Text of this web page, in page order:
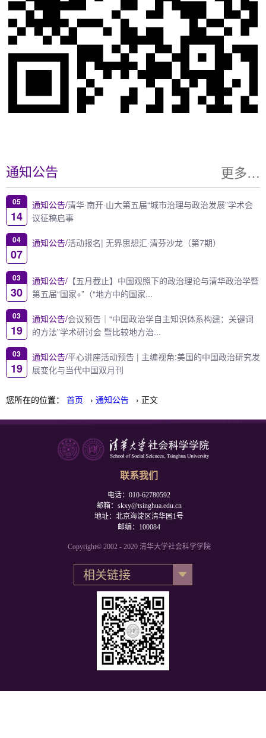
您所在的位置： 首页 › 通知公告 › 正文
通知公告 更多…
05
14
通知公告/清华·南开·山大第五届“城市治理与政治发展”学术会
议征稿启事
04
07
通知公告/活动报名| 无界思想汇·清芬沙龙（第7期）
03
30
通知公告/ 【五月截止】中国观照下的政治理论与清华政治学暨
第五届“国家+”（“地方中的国家...
03
19
通知公告/会议预告｜“中国政治学自主知识体系构建：关键词
的方法”学术研讨会 暨比较地方治...
03
19
通知公告/平心讲座活动预告 | 主编视角:美国的中国政治研究发
展变化与当代中国双月刊
联系我们
电话：010-62780592
邮箱：skxy@tsinghua.edu.cn
地址：北京海淀区清华园1号
邮编：100084
Copyright© 2002 - 2020 清华大学社会科学学院